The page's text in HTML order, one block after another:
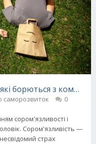
борються з
саморозвиток 0
сором'язливості і
Сором'язливість —
страх